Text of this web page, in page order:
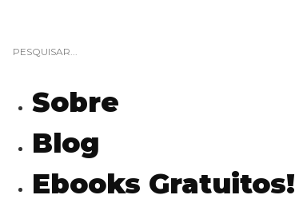
Sobre
Blog
Ebooks Gratuitos!